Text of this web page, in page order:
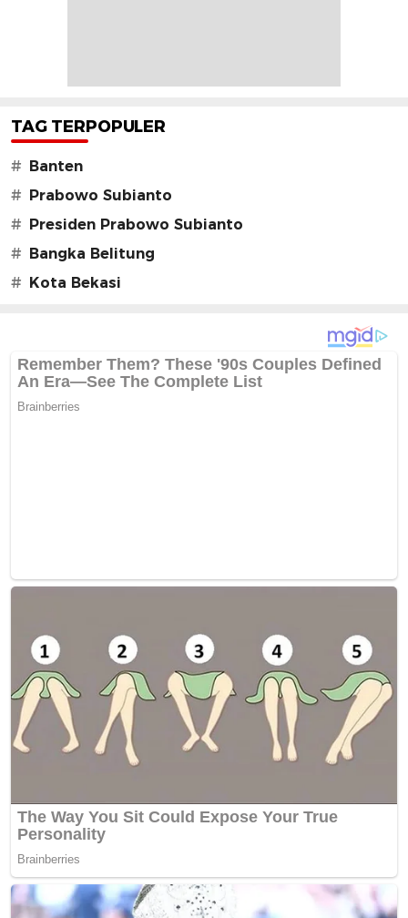
TAG TERPOPULER
# Banten
# Prabowo Subianto
# Presiden Prabowo Subianto
# Bangka Belitung
# Kota Bekasi